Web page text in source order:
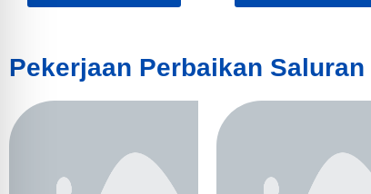
Pekerjaan Perbaikan